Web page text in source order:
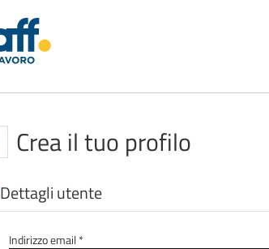
Crea il tuo profilo
Dettagli utente
Indirizzo email *